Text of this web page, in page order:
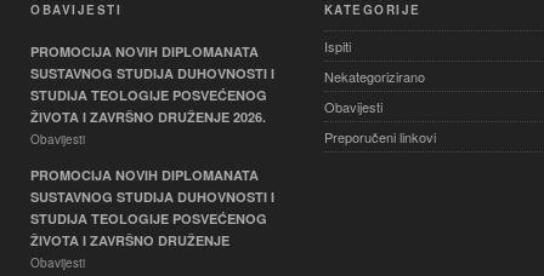
OBAVIJESTI
PROMOCIJA NOVIH DIPLOMANATA
SUSTAVNOG STUDIJA DUHOVNOSTI I
STUDIJA TEOLOGIJE POSVEĆENOG
ŽIVOTA I ZAVRŠNO DRUŽENJE 2026.
Obavijesti
PROMOCIJA NOVIH DIPLOMANATA
SUSTAVNOG STUDIJA DUHOVNOSTI I
STUDIJA TEOLOGIJE POSVEĆENOG
ŽIVOTA I ZAVRŠNO DRUŽENJE
Obavijesti
KATEGORIJE
Ispiti
Nekategorizirano
Obavijesti
Preporučeni linkovi